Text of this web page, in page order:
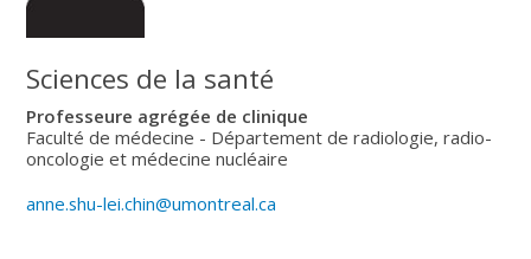
Sciences de la santé
Professeure agrégée de clinique
Faculté de médecine - Département de radiologie, radio-
oncologie et médecine nucléaire
anne.shu-lei.chin@umontreal.ca